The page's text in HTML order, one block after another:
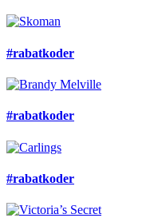
#rabatkoder
#rabatkoder
#rabatkoder